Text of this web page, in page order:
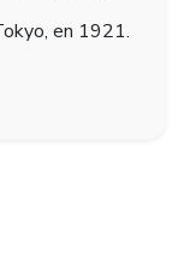
en 1921.